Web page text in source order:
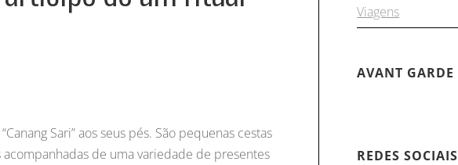
Sari” aos seus pés. São pequenas cestas
de uma variedade de presentes
Viagens
AVANT GARDE
REDES SOCIAIS